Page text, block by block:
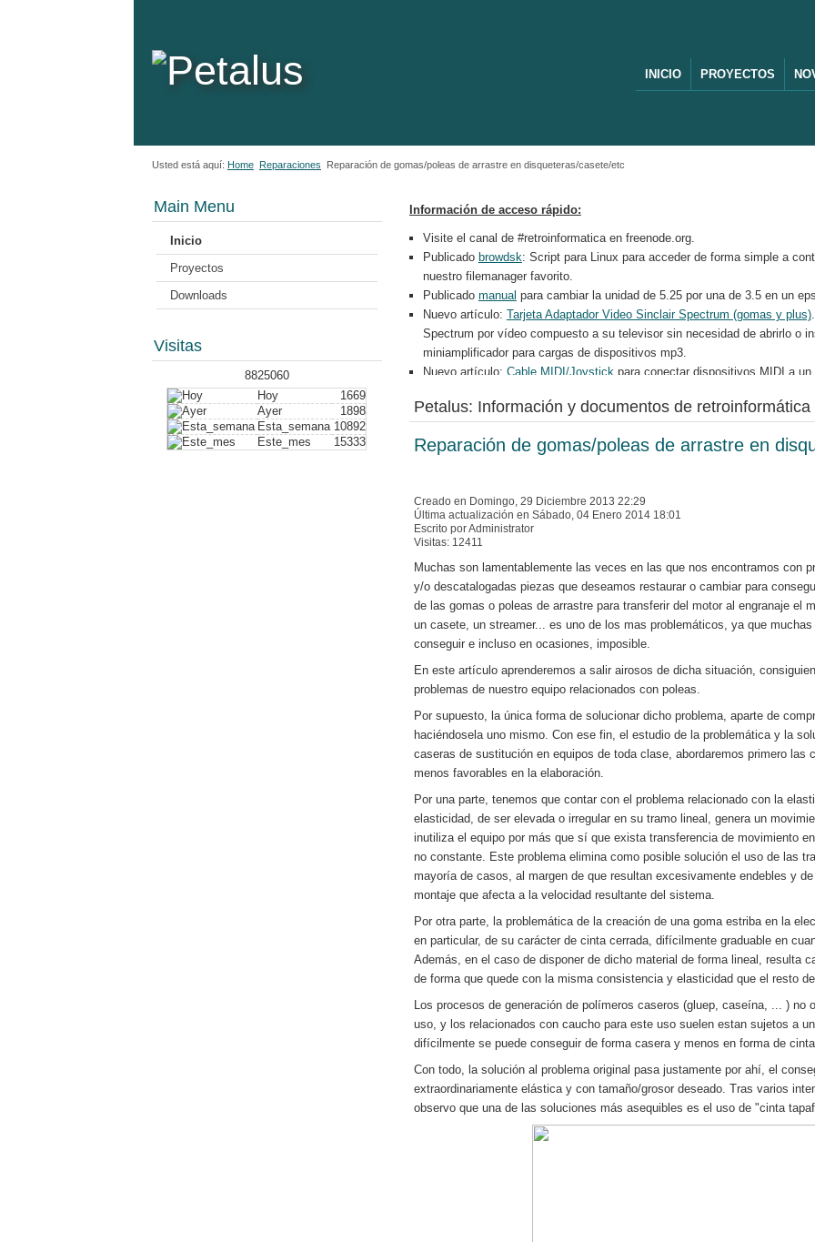
INICIO PROYECTOS
Usted está aquí: Home Reparaciones Reparación de gomas/poleas de arrastre en disqueteras/casete/etc
Main Menu
Inicio
Proyectos
Downloads
Visitas
8825060
Hoy
1669
Ayer
1898
Esta_semana 10892
Este_mes
15333
Información de acceso rápido:
Visite el canal de #retroinformatica en freenode.org.
Publicado browdsk: Script para Linux para acceder de forma simple a
nuestro filemanager favorito.
Publicado manual para cambiar la unidad de 5.25 por una de 3.5 en un
Nuevo artículo: Tarjeta Adaptador Video Sinclair Spectrum (gomas y plus)
Spectrum por vídeo compuesto a su televisor sin necesidad de abrirlo o
miniamplificador para cargas de dispositivos mp3.
Nuevo artículo: Cable MIDI/Joystick para conectar dispositivos MIDI a
software.
todas las diferencias y en que difieren uno y otro. Valido para buscar
, un programa para conseguir poner el MSX a 80
compatibilidad visual con todos los programas de CPM. Es una
de dev.petalus.net para MSX). Permite poner la consola a 80 o a 40
Conversor deTap a TZX
para Linux de dev.petalus.net (incluye código
de similar utilidad es la de estar programado en turbopascal, permitiendo
plataformas y sistemas operativos, a través de freepascal/turbopascal, y
hipotética necesidad de adaptación.
OpenMSX GUI: PublicamosOMSXGui, que es un lanzador para Linux
con selectores de discos, cartuchos y ficheros de casete, así como del
alternativa sencilla para plataformas donde resulta dificil compilar
simular un monitor de fósforo verde/blanco así como realizar funciones
colores para monitores que han perdido brillo. Se incluye código fuente y
para Linux.
Publicamosun conjunto de scriptspara cruzar el popular editor SciTE
ZXSpectrum. Mediante estos scripts, un emulador y las herramientas
desarrollar programas.
Actualización del artículo "
Creación y amplificación para cargas con MP3
Lame de forma reconocible por las máquinas.
Nueva revisión del
FakeDos 0.3
. Incluye una versión preliminar aunque
que es un menú al estilo del frontend del fatware.
Mapa general de artículos en el menú
Sitemap
Petalus: Información y documentos de retroinformática
Reparación de gomas/poleas de arrastre en
Creado en Domingo, 29 Diciembre 2013 22:29
Última actualización en Sábado, 04 Enero 2014 18:01
Escrito por Administrator
Visitas: 12411
Muchas son lamentablemente las veces en las que nos encontramos con
y/o descatalogadas piezas que deseamos restaurar o cambiar para
de las gomas o poleas de arrastre para transferir del motor al engranaje el
un casete, un streamer... es uno de los mas problemáticos, ya que
conseguir e incluso en ocasiones, imposible.
En este artículo aprenderemos a salir airosos de dicha situación,
problemas de nuestro equipo relacionados con poleas.
Por supuesto, la única forma de solucionar dicho problema, aparte de
haciéndosela uno mismo. Con ese fin, el estudio de la problemática y la
caseras de sustitución en equipos de toda clase, abordaremos primero las
menos favorables en la elaboración.
Por una parte, tenemos que contar con el problema relacionado con la
elasticidad, de ser elevada o irregular en su tramo lineal, genera un
inutiliza el equipo por más que sí que exista transferencia de movimiento
no constante. Este problema elimina como posible solución el uso de las
mayoría de casos, al margen de que resultan excesivamente endebles y
montaje que afecta a la velocidad resultante del sistema.
Por otra parte, la problemática de la creación de una goma estriba en la
en particular, de su carácter de cinta cerrada, difícilmente graduable en
Además, en el caso de disponer de dicho material de forma lineal, resulta
de forma que quede con la misma consistencia y elasticidad que el resto
Los procesos de generación de polímeros caseros (gluep, caseína, ... ) no
uso, y los relacionados con caucho para este uso suelen estan sujetos a
difícilmente se puede conseguir de forma casera y menos en forma de
Con todo, la solución al problema original pasa justamente por ahí, el
extraordinariamente elástica y con tamaño/grosor deseado. Tras varios
observo que una de las soluciones más asequibles es el uso de "cinta